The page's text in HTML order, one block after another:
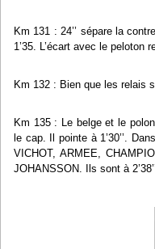
Km 131 : 24’’ sépare la
1’35. L’écart avec le peloton
Km 132 : Bien que les relais
Km 135 : Le belge et le
le cap. Il pointe à 1’30’’.
VICHOT, ARMEE,
JOHANSSON. Ils sont à